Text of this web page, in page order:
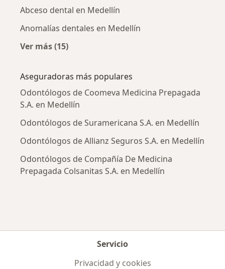
Abceso dental en Medellín
Anomalías dentales en Medellín
Ver más (15)
Aseguradoras más populares
Odontólogos de Coomeva Medicina Prepagada
S.A. en Medellín
Odontólogos de Suramericana S.A. en Medellín
Odontólogos de Allianz Seguros S.A. en Medellín
Odontólogos de Compañía De Medicina
Prepagada Colsanitas S.A. en Medellín
Servicio
Privacidad y cookies